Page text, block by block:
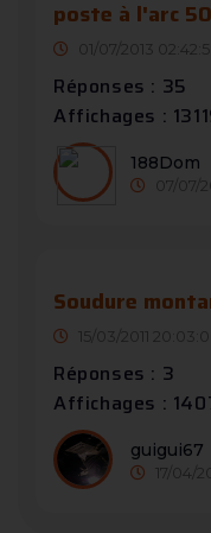
poste à l'arc
01/07/2013
Réponses : 35
Affichages :
188Dom
07/07/
Soudure
15/03/2011
Réponses : 3
Affichages :
guigui67
17/04/